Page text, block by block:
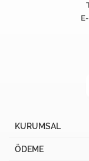
KURUMSAL
ÖDEME